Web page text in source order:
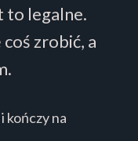
to legalne.
zrobić, a
kończy na